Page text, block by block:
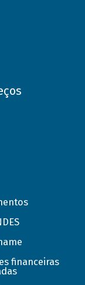
financeiras